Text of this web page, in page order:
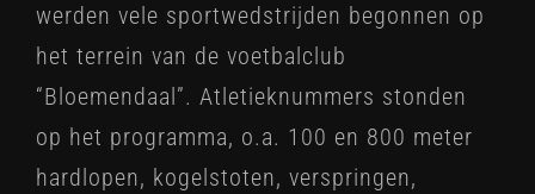
werden vele sportwedstrijden begonnen op
het terrein van de voetbalclub
“Bloemendaal”. Atletieknummers stonden
op het programma, o.a. 100 en 800 meter
hardlopen, kogelstoten, verspringen,